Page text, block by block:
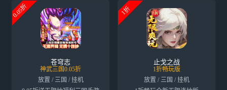
0.05折
苍穹志
神武三国0.05折
放置 / 三国 / 挂机
1折
止戈之战
1折畅玩版
放置 / 三国 / 挂机